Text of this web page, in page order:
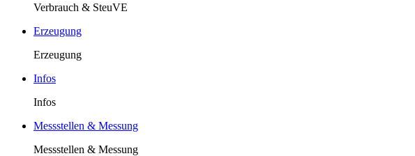
Verbrauch & SteuVE
Erzeugung
Erzeugung
Infos
Infos
Messstellen & Messung
Messstellen & Messung